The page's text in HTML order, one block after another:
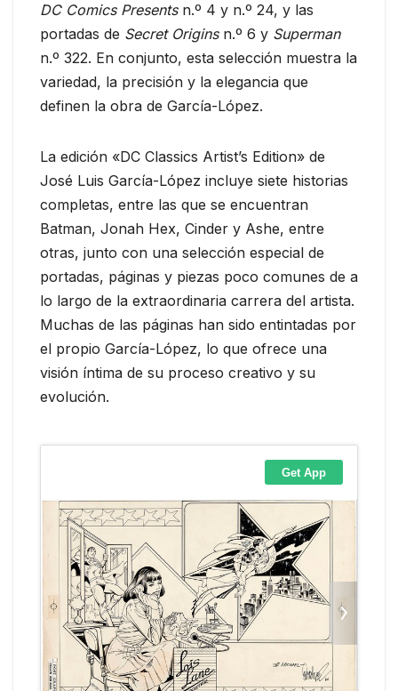
DC Comics Presentsn.º 4 y n.º 24, y las
portadas de Secret Originsn.º 6 y Superman
n.º 322. En conjunto, esta selección muestra la
variedad, la precisión y la elegancia que
definen la obra de García-López.
La edición «DC Classics Artist’s Edition» de
José Luis García-López incluye siete historias
completas, entre las que se encuentran
Batman, Jonah Hex, Cinder y Ashe, entre
otras, junto con una selección especial de
portadas, páginas y piezas poco comunes de a
lo largo de la extraordinaria carrera del artista.
Muchas de las páginas han sido entintadas por
el propio García-López, lo que ofrece una
visión íntima de su proceso creativo y su
evolución.